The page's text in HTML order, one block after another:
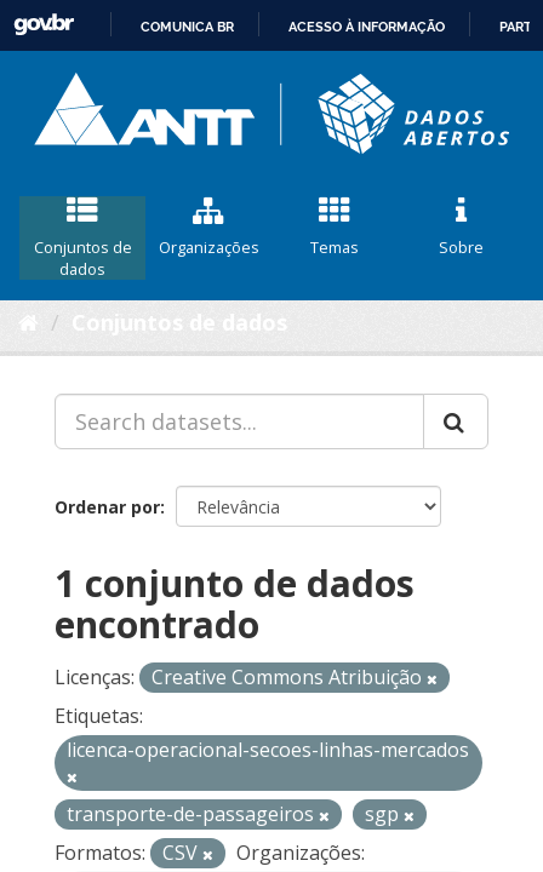
CONTEÚDO
COMUNICA BR ACESSO À INFORMAÇÃO
Conjuntos de
dados
Organizações Temas Sobre
Ordenar por
1 conjunto de dados
encontrado
Licenças:
Creative Commons Atribuição
Etiquetas:
licenca-operacional-secoes-linhas-mercados
transporte-de-passageiros
sgp
Formatos:
CSV
Organizações: